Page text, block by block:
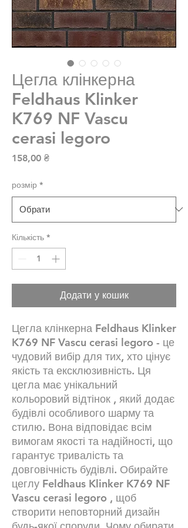
Цегла клінкерна
Feldhaus Klinker
K769 NF Vascu
cerasi legoro
158,00 ₴Ціна
розмір *
Кількість *
Додати у кошик
Цегла клінкерна Feldhaus Klinker
K769 NF Vascu cerasi legoro - це
чудовий вибір для тих, хто цінує
якість та ексклюзивність. Ця
цегла має унікальний
кольоровий відтінок , який додає
будівлі особливого шарму та
стилю. Вона відповідає всім
вимогам якості та надійності, що
гарантує тривалість та
довговічність будівлі. Обирайте
цеглу Feldhaus Klinker K769 NF
Vascu cerasi legoro , щоб
створити неповторний дизайн